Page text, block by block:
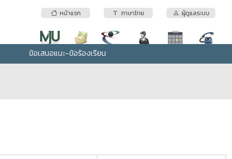
หน้าแรก ภาษาไทย ผู้ดูแลระบบ
ข้อเสนอแนะ-ข้อร้องเรียน